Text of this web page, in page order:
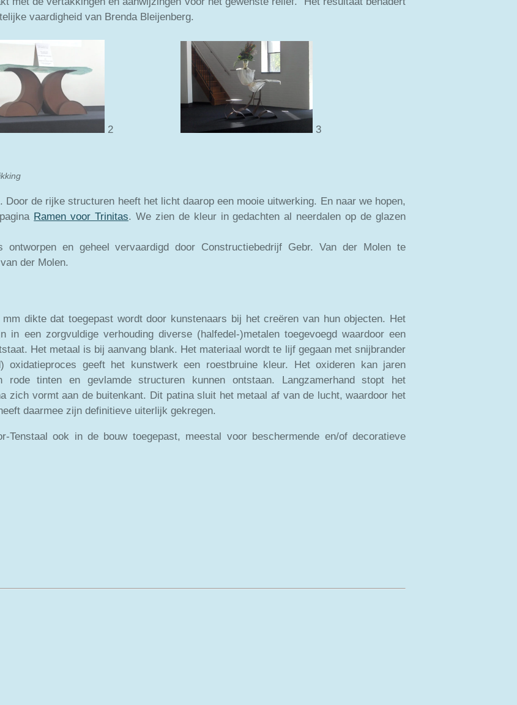
vaardigheid van Brenda Bleijenberg.
2 3
de rijke structuren heeft het licht daarop een mooie uitwerking. En naar we hopen,
Ramen voor Trinitas. We zien de kleur in gedachten al neerdalen op de glazen
ontworpen en geheel vervaardigd door Constructiebedrijf Gebr. Van der Molen te
der Molen.
dikte dat toegepast wordt door kunstenaars bij het creëren van hun objecten. Het
een zorgvuldige verhouding diverse (halfedel-)metalen toegevoegd waardoor een
Het metaal is bij aanvang blank. Het materiaal wordt te lijf gegaan met snijbrander
oxidatieproces geeft het kunstwerk een roestbruine kleur. Het oxideren kan jaren
rode tinten en gevlamde structuren kunnen ontstaan. Langzamerhand stopt het
zich vormt aan de buitenkant. Dit patina sluit het metaal af van de lucht, waardoor het
daarmee zijn definitieve uiterlijk gekregen.
Tenstaal ook in de bouw toegepast, meestal voor beschermende en/of decoratieve